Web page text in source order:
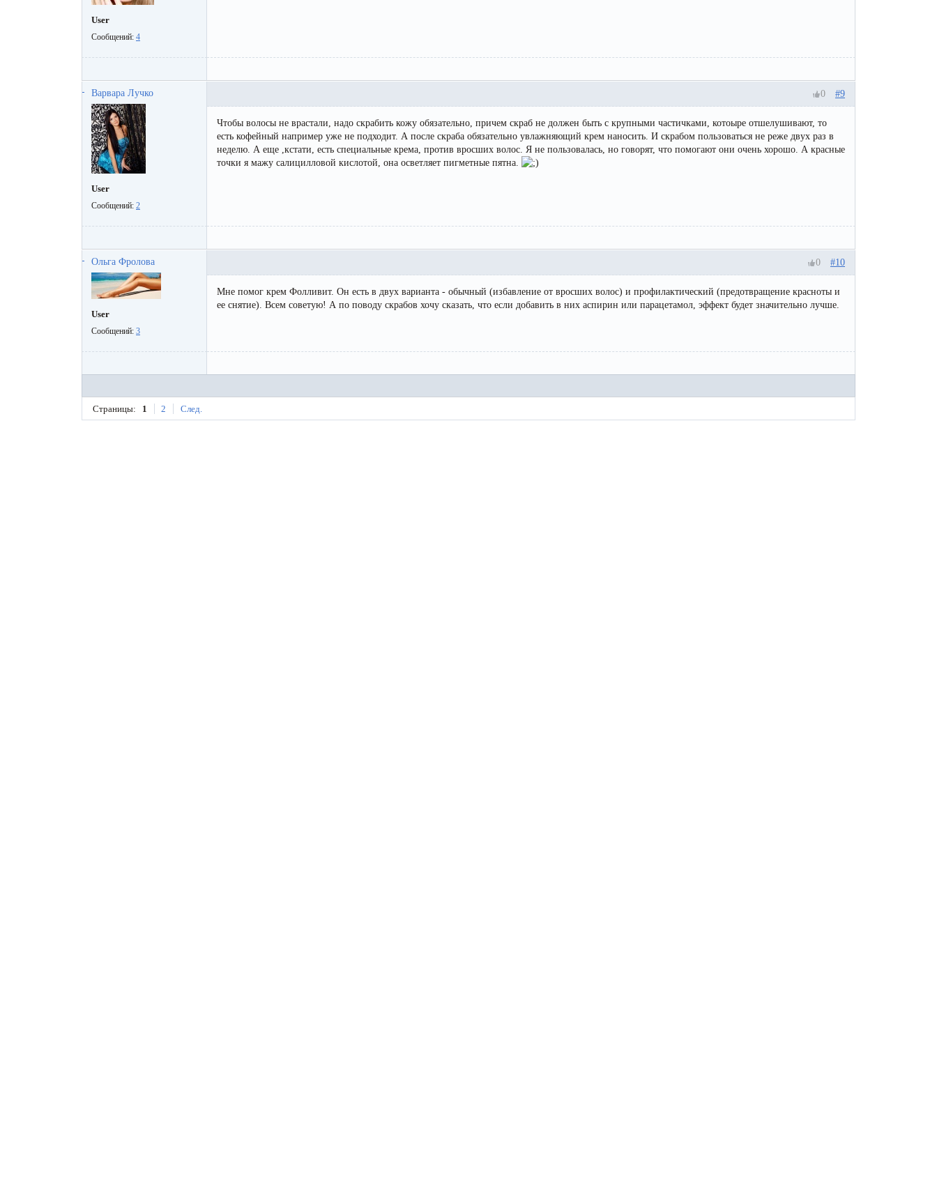
User
Сообщений: 4
Варвара Лучко
User
Сообщений: 2
#9
0
Чтобы волосы не врастали, надо скрабить кожу обязательно, причем скраб не должен быть с крупными частичками, котоыре отшелушивают, то
есть кофейный например уже не подходит. А после скраба обязательно увлажняющий крем наносить. И скрабом пользоваться не реже двух раз в
неделю. А еще ,кстати, есть специальные крема, против вросших волос. Я не пользовалась, но говорят, что помогают они очень хорошо. А красные
точки я мажу салицилловой кислотой, она осветляет пигметные пятна.
Ольга Фролова
User
Сообщений: 3
#10
0
Мне помог крем Фолливит. Он есть в двух варианта - обычный (избавление от вросших волос) и профилактический (предотвращение красноты и
ее снятие). Всем советую! А по поводу скрабов хочу сказать, что если добавить в них аспирин или парацетамол, эффект будет значительно лучше.
Страницы: 1 2 След.